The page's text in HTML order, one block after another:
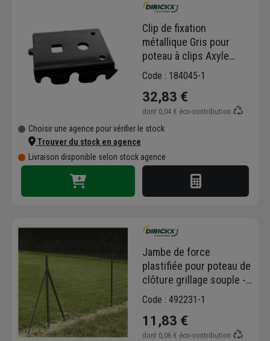
Clip de fixation
métallique Gris pour
poteau à clips Axyle
Dirickx - sac de 40
pièces
Code : 184045-1
32,83 €
dont 0,04 € éco-contribution
Choisir une agence pour vérifier le stock
Trouver du stock en agence
Livraison disponible selon stock agence
Jambe de force
plastifiée pour poteau de
clôture grillage souple -
Dirickx - Hauteur 2,25 m -
Code : 492231-1
11,83 €
dont 0,06 € éco-contribution